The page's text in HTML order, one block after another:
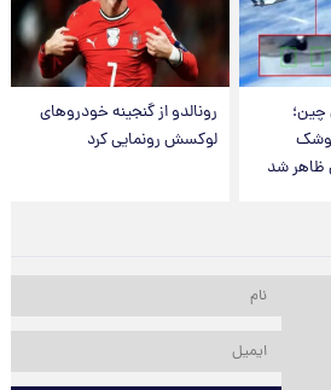
چین؛
ظاهر شد
رونالدو از گنجینه خودروهای
لوکسش رونمایی کرد